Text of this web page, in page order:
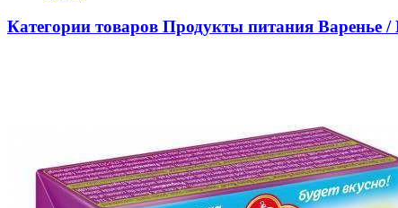
Категории товаров Продукты питания Варенье